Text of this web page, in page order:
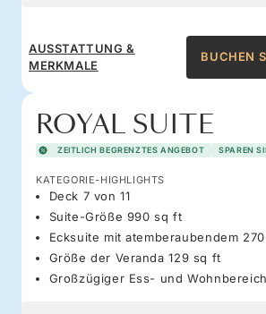
AUSSTATTUNG &
MERKMALE
BUCHEN
ROYAL SUITE
ZEITLICH BEGRENZTES ANGEBOT SPAREN
KATEGORIE-HIGHLIGHTS
Deck 7 von 11
Suite-Größe 990 sq ft
Ecksuite mit atemberaubendem
Größe der Veranda 129 sq ft
Großzügiger Ess- und Wohnbereich